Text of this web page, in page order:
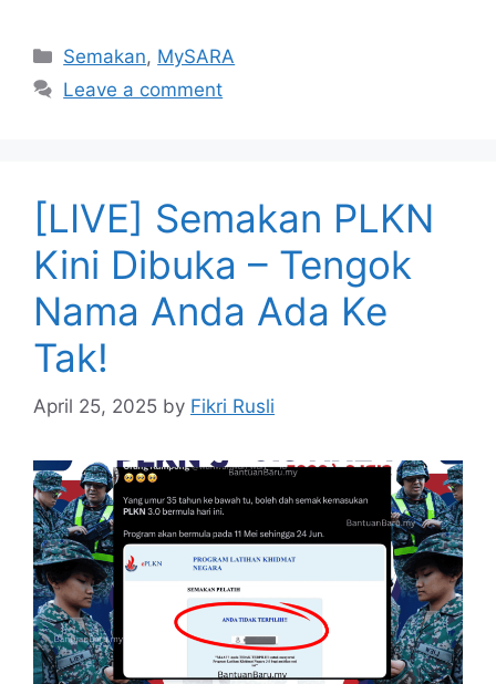
Categories
Semakan, MySARA
Leave a comment
[LIVE] Semakan PLKN
Kini Dibuka – Tengok
Nama Anda Ada Ke
Tak!
April 25, 2025 by Fikri Rusli